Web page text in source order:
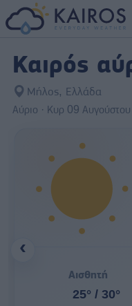
Καιρός
Μήλος, Ελλάδα
Αύριο · Κυρ 09 Αυγούστου
‹
Αισθητή
25° / 30°